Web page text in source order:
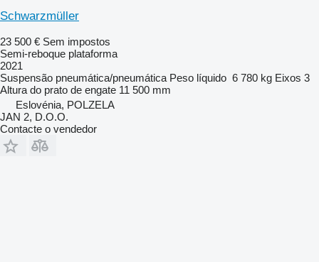
Schwarzmüller
23 500 € Sem impostos
Semi-reboque plataforma
2021
Suspensão pneumática/pneumática Peso líquido 6 780 kg Eixos 3
Altura do prato de engate 11 500 mm
Eslovénia, POLZELA
JAN 2, D.O.O.
Contacte o vendedor